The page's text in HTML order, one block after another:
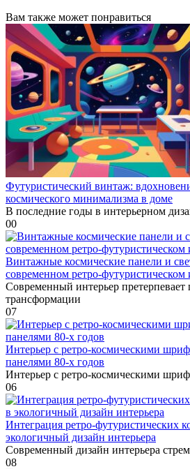
Вам также может понравиться
Футуристический винтаж:
космического минимализма в доме
В последние годы в интерьерном
00
Винтажные космические панели и
современном ретро-футуристическом
Современный интерьер претерпевает
трансформации
07
Интерьер с ретро-космическими
панелями 80-х годов
Интерьер с ретро-космическими
06
Интеграция ретро-футуристических
экологичный дизайн интерьера
Современный дизайн интерьера
08